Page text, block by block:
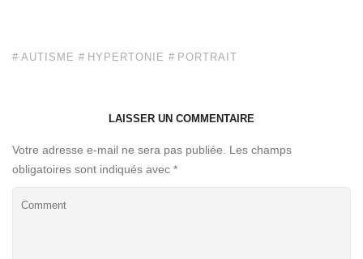
AUTISME HYPERTONIE PORTRAIT
LAISSER UN COMMENTAIRE
Votre adresse e-mail ne sera pas publiée.
Les champs
obligatoires sont indiqués avec *